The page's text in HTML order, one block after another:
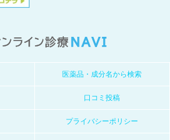
医薬品・成分名から検索
口コミ投稿
プライバシーポリシー